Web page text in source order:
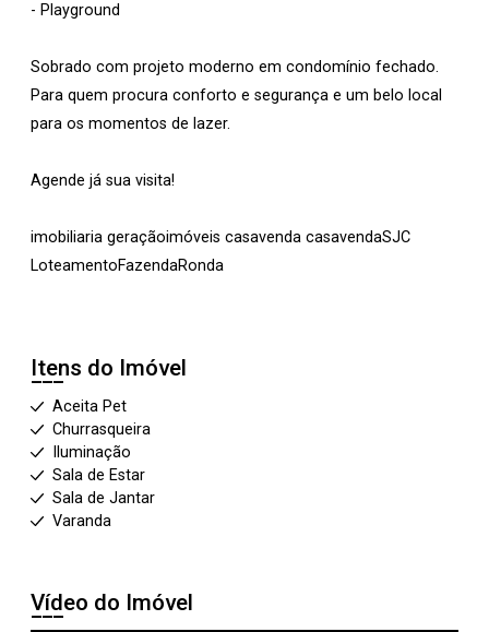
- Playground
Sobrado com projeto moderno em condomínio fechado.
Para quem procura conforto e segurança e um belo local
para os momentos de lazer.
Agende já sua visita!
imobiliaria geraçãoimóveis casavenda casavendaSJC
LoteamentoFazendaRonda
Itens do Imóvel
Aceita Pet
Churrasqueira
Iluminação
Sala de Estar
Sala de Jantar
Varanda
Vídeo do Imóvel